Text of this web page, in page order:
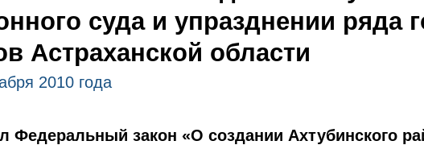
суда и упразднении ряда
Астраханской области
2010 года
Федеральный закон «О создании Ахтубинского